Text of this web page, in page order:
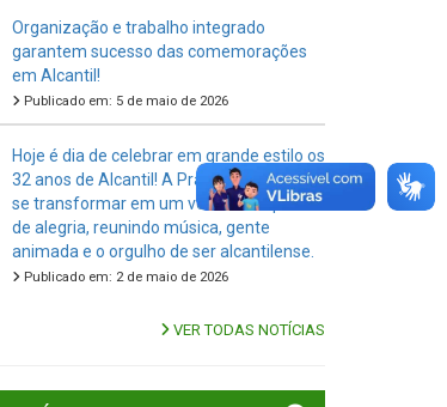
Organização e trabalho integrado
garantem sucesso das comemorações
em Alcantil!
Publicado em: 5 de maio de 2026
Hoje é dia de celebrar em grande estilo os
32 anos de Alcantil! A Praça Pública vai
se transformar em um verdadeiro palco
de alegria, reunindo música, gente
animada e o orgulho de ser alcantilense.
Publicado em: 2 de maio de 2026
VER TODAS NOTÍCIAS